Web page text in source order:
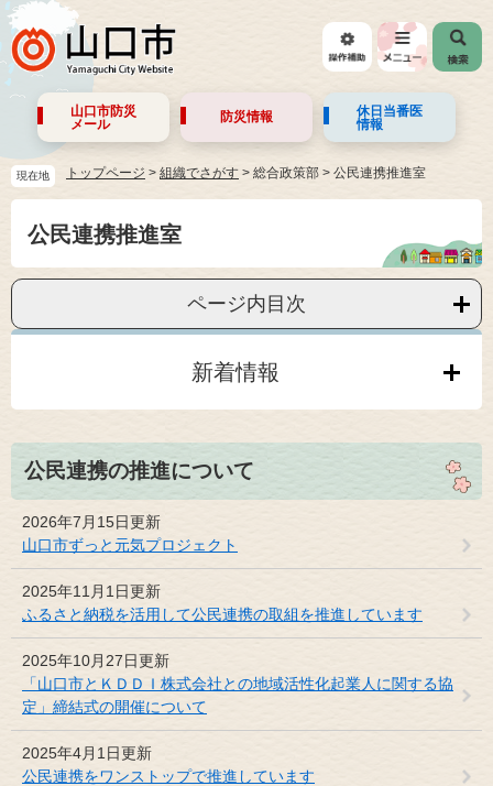
山口市防災
メール
防災情報
休日当番医
情報
現在地 トップページ > 組織でさがす > 総合政策部 > 公民連携推進室
公民連携推進室
ページ内目次
新着情報
公民連携の推進について
2026年7月15日更新
山口市ずっと元気プロジェクト
2025年11月1日更新
ふるさと納税を活用して公民連携の取組を推進しています
2025年10月27日更新
「山口市とＫＤＤＩ株式会社との地域活性化起業人に関する協
定」締結式の開催について
2025年4月1日更新
公民連携をワンストップで推進しています